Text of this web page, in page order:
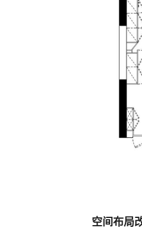
空间布局